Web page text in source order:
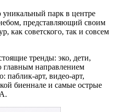
парк в центре
представляющий своим
как советского, так и совсем
тренды: эко, дети,
главным направлением
паблик-арт, видео-арт,
биеннале и самые острые